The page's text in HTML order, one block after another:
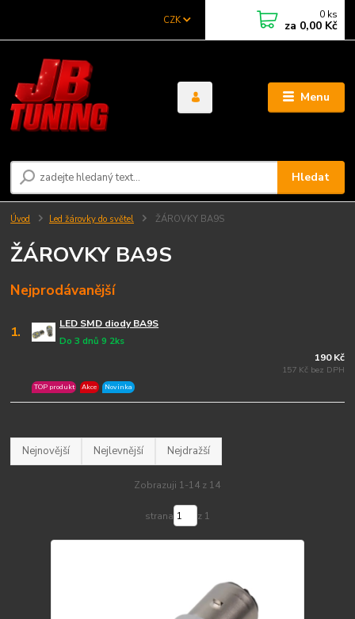
Menu
CZK
Hledat
0 ks
za 0,00 Kč
Úvod Led žárovky do světel ŽÁROVKY BA9S
ŽÁROVKY BA9S
Nejprodávanější
1. LED SMD diody BA9S
Do 3 dnů 9 2ks
TOP produkt Akce Novinka
190 Kč
157 Kč bez DPH
Nejnovější Nejlevnější Nejdražší
Zobrazuji 1-14 z 14
strana z 1